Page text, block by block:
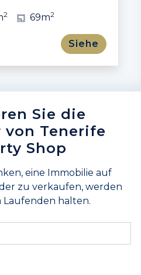
2 69m2
Siehe
Sie die
von Tenerife
Shop
eine Immobilie auf
zu verkaufen, werden
Laufenden halten.